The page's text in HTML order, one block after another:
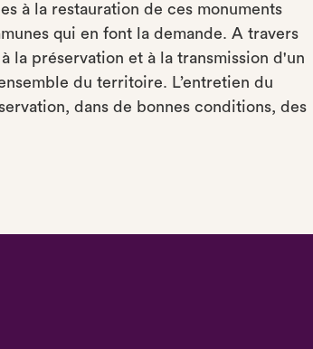
à la restauration de ces monuments
qui en font la demande. A travers
préservation et à la transmission d'un
du territoire. L’entretien du
dans de bonnes conditions, des